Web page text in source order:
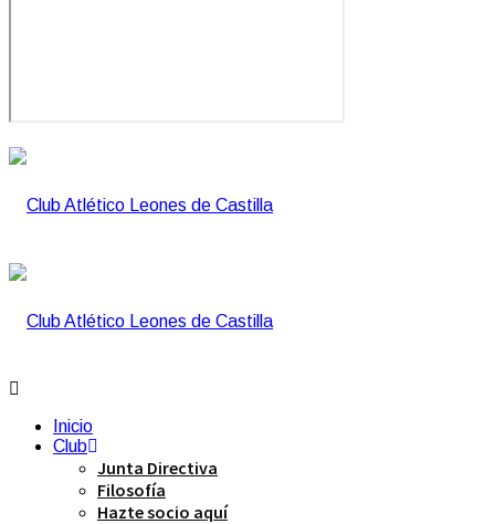
Inicio
Club
Junta Directiva
Filosofía
Hazte socio aquí